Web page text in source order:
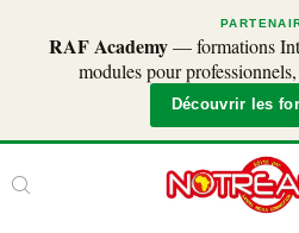
RAF Academy— formations
modules pour
Découvrir les